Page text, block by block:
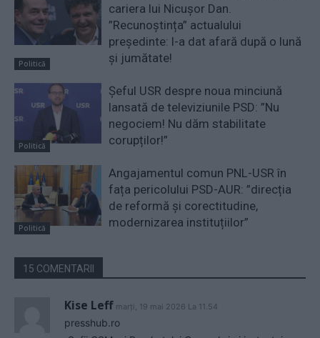
Politică
cariera lui Nicușor Dan.
”Recunoștința” actualului
președinte: l-a dat afară după o lună
și jumătate!
Politică
Șeful USR despre noua minciună
lansată de televiziunile PSD: ”Nu
negociem! Nu dăm stabilitate
corupților!”
Politică
Angajamentul comun PNL-USR în
fața pericolului PSD-AUR: ”direcția
de reformă și corectitudine,
modernizarea instituțiilor”
15 COMENTARII
Kise Leff marți, 19 mai 2026 La 11.54
presshub.ro